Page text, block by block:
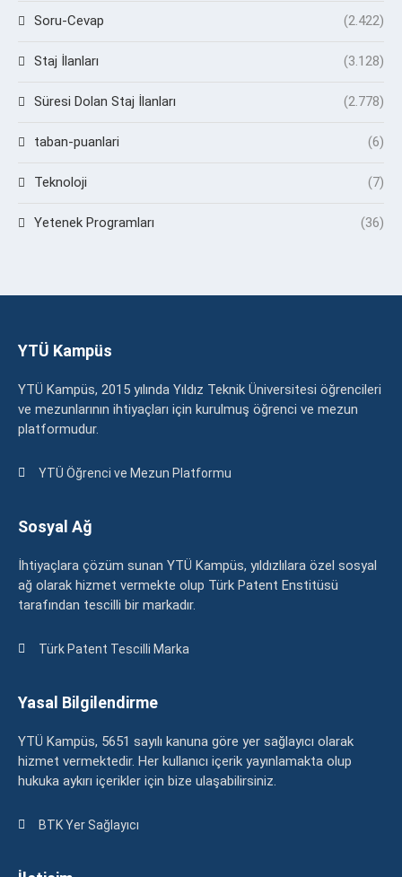
Soru-Cevap (2.422)
Staj İlanları (3.128)
Süresi Dolan Staj İlanları (2.778)
taban-puanlari (6)
Teknoloji (7)
Yetenek Programları (36)
YTÜ Kampüs
YTÜ Kampüs, 2015 yılında Yıldız Teknik Üniversitesi öğrencileri
ve mezunlarının ihtiyaçları için kurulmuş öğrenci ve mezun
platformudur.
YTÜ Öğrenci ve Mezun Platformu
Sosyal Ağ
İhtiyaçlara çözüm sunan YTÜ Kampüs, yıldızlılara özel sosyal
ağ olarak hizmet vermekte olup Türk Patent Enstitüsü
tarafından tescilli bir markadır.
Türk Patent Tescilli Marka
Yasal Bilgilendirme
YTÜ Kampüs, 5651 sayılı kanuna göre yer sağlayıcı olarak
hizmet vermektedir. Her kullanıcı içerik yayınlamakta olup
hukuka aykırı içerikler için bize ulaşabilirsiniz.
BTK Yer Sağlayıcı